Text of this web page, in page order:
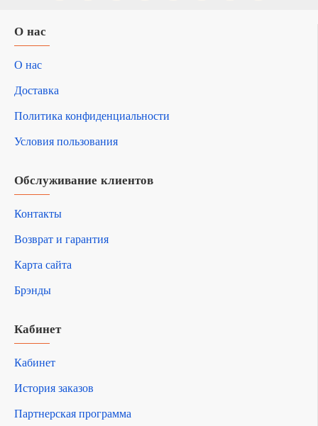
О нас
О нас
Доставка
Политика конфиденциальности
Условия пользования
Обслуживание клиентов
Контакты
Возврат и гарантия
Карта сайта
Брэнды
Кабинет
Кабинет
История заказов
Партнерская программа